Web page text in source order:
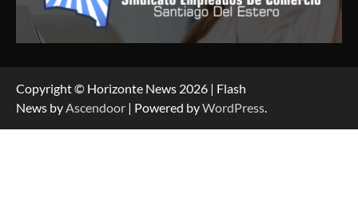
Copyright © Horizonte News 2026 | Flash
News byAscendoor | Powered byWordPress.